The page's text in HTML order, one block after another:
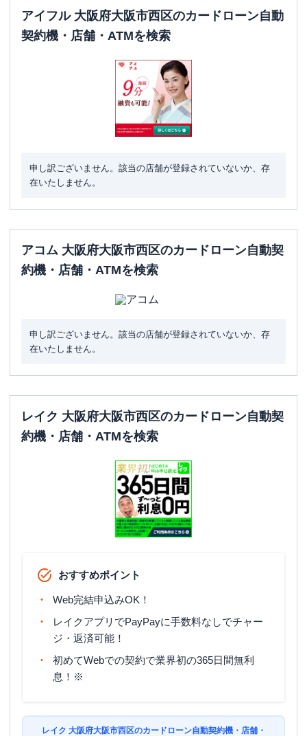
ATM 〇
〇
大阪府大阪市西区西本町２－３－１０
アイフル 大阪府大阪市西区のカードローン自動
契約機・店舗・ATMを検索
申し訳ございません。該当の店舗が登録されていないか、存
在いたしません。
アコム 大阪府大阪市西区のカードローン自動契
約機・店舗・ATMを検索
申し訳ございません。該当の店舗が登録されていないか、存
在いたしません。
レイク 大阪府大阪市西区のカードローン自動契
約機・店舗・ATMを検索
おすすめポイント
Web完結申込みOK！
レイクアプリでPayPayに手数料なしでチャー
ジ・返済可能！
初めてWebでの契約で業界初の365日間無利
息！※
レイク 大阪府大阪市西区のカードローン自動契約機・店舗・